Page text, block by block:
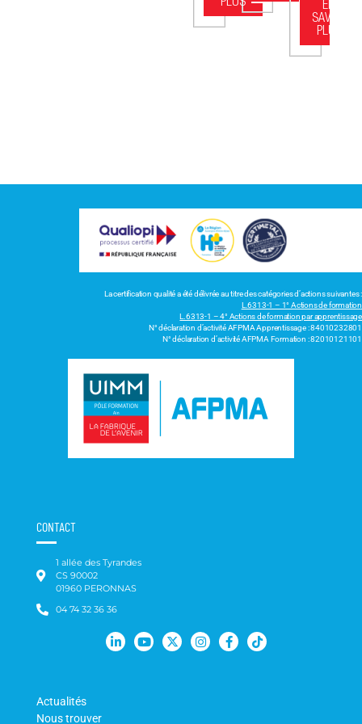
PLUS
EN
SAVOIR
PLUS
La certification qualité a été délivrée au titre des catégories d’actions suivantes :
L.6313-1 – 1° Actions de formation
L.6313-1 – 4° Actions de formation par apprentissage
N° déclaration d’activité AFPMA Apprentissage : 84010232801
N° déclaration d’activité AFPMA Formation : 82010121101
CONTACT
1 allée des Tyrandes
CS 90002
01960 PERONNAS
04 74 32 36 36
Actualités
Nous trouver